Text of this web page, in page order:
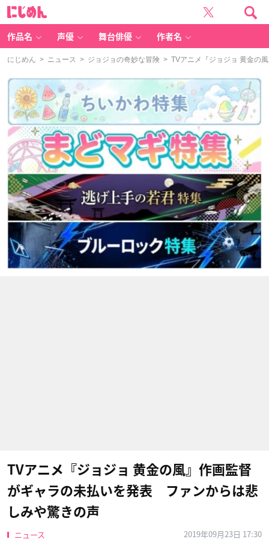
作品名 声優 舞台俳優 作者名
にじめん > ニュース > ジョジョの奇妙な冒険 > TVアニメ『ジョジョ 黄金の
TVアニメ『ジョジョ 黄金の風』作画監督
がギャラの未払いを発表 ファンからは悲
しみや驚きの声
ニュース
2019年09月23日 17:30